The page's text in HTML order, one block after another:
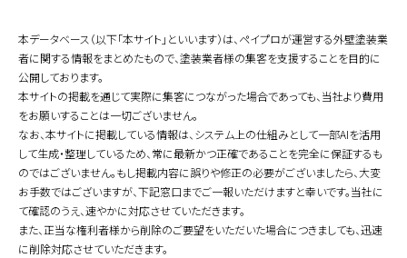
本データベース（以下「本サイト」といいます）は、ペイプロが運営する外壁塗装業
者に関する情報をまとめたもので、塗装業者様の集客を支援することを目的に
公開しております。
本サイトの掲載を通じて実際に集客につながった場合であっても、当社より費用
をお願いすることは一切ございません。
なお、本サイトに掲載している情報は、システム上の仕組みとして一部AIを活用
して生成・整理しているため、常に最新かつ正確であることを完全に保証するも
のではございません。もし掲載内容に誤りや修正の必要がございましたら、大変
お手数ではございますが、下記窓口までご一報いただけますと幸いです。当社に
て確認のうえ、速やかに対応させていただきます。
また、正当な権利者様から削除のご要望をいただいた場合につきましても、迅速
に削除対応させていただきます。